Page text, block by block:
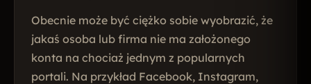
Obecnie może być ciężko sobie wyobrazić, że
jakaś osoba lub firma nie ma założonego
konta na chociaż jednym z popularnych
portali. Na przykład Facebook, Instagram,